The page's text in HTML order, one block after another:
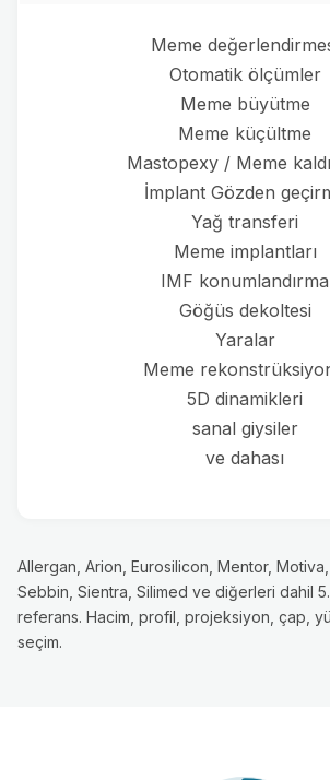
Meme
Otomatik ölçümler
Meme büyütme
Meme küçültme
Mastopexy / Meme
İmplant Gözden
Yağ transferi
Meme implantları
IMF konumlandırma
Göğüs dekoltesi
Yaralar
Meme
5D dinamikleri
sanal giysiler
ve dahası
Allergan, Arion, Eurosilicon, Mentor,
Sebbin, Sientra, Silimed ve diğerleri dahil
referans. Hacim, profil, projeksiyon, çap,
seçim.